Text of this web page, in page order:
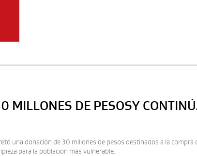
MILLONES DE PESOSY
una donación de 30 millones de pesos destinados a la
para la población más vulnerable.